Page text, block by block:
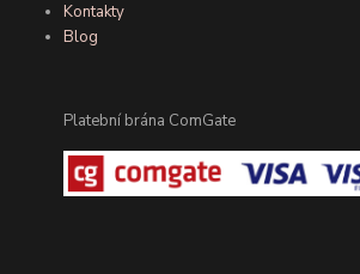
Kontakty
Blog
Platební brána ComGate